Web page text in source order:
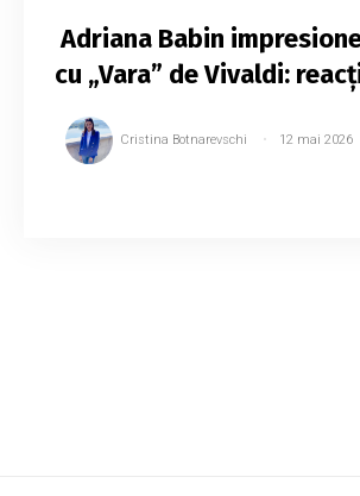
Adriana Babin
cu „Vara” de Vivaldi:
Cristina Botnarevschi 12 mai 2026